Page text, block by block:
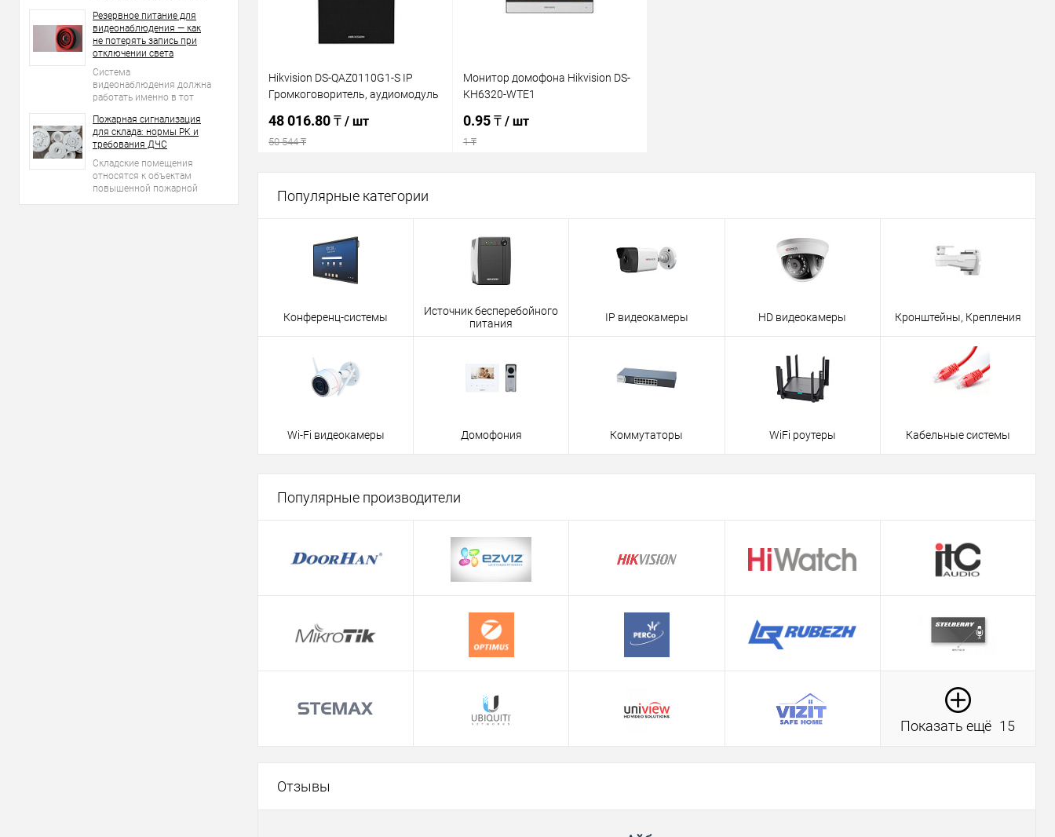
вопроса: что делать, если
рядом нет проводного
интернета, стабильной Wi-
Fi-сети и возможности
регулярно подключать
оборудование к
электросети?
Резервное питание для
видеонаблюдения — как
не потерять запись при
отключении света
Система
видеонаблюдения должна
работать именно в тот
нештатная ситуация.
Пожарная сигнализация
для склада: нормы РК и
требования ДЧС
Складские помещения
относятся к объектам
повышенной пожарной
Hikvision DS-QAZ0110G1-S IP
Громкоговоритель, аудиомодуль
48 016.80 ₸ / шт
50 544 ₸
В избранное
Монитор домофона Hikvision DS-
KH6320-WTE1
0.95 ₸ / шт
1 ₸
В избранное В наличии
Популярные категории
Конференц-системы
Источник бесперебойного
питания
IP видеокамеры HD видеокамеры Кронштейны, Крепления
Wi-Fi видеокамеры Домофония Коммутаторы WiFi роутеры Кабельные системы
Популярные производители
Показать ещё 15
Отзывы